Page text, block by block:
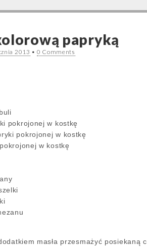
papryką
2013 • 0 Comments
pokrojonej w kostkę
pokrojonej w kostkę
w kostkę
masła przesmażyć posiekaną